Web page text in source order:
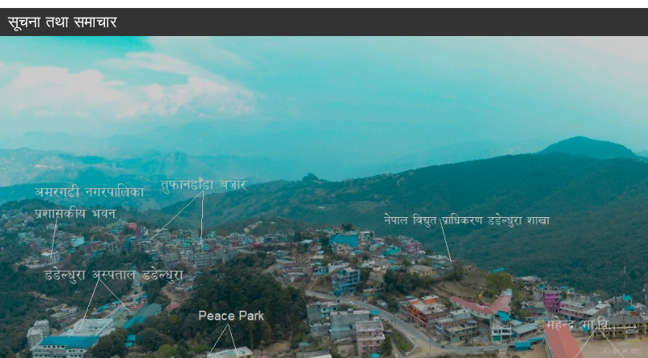
सूचना तथा समाचार
उग्रतारा मन्दिर
घटाल थान प्राकृतिक दृश्य
अमरगढी नगरपालिकाको प्रशासनिक भवन